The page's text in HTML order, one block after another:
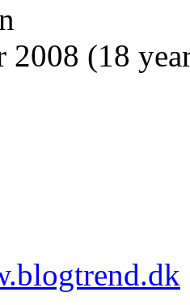
2008 (18